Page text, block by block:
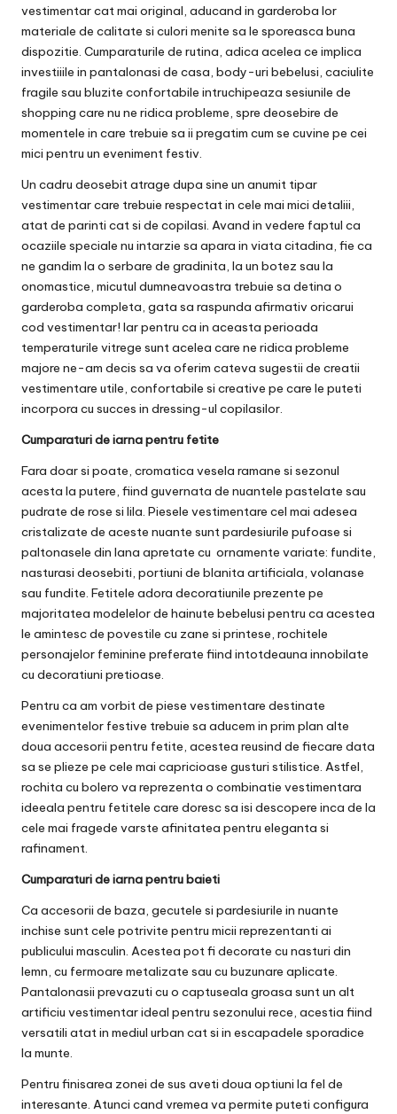
vestimentar cat mai original, aducand in garderoba lor
materiale de calitate si culori menite sa le sporeasca buna
dispozitie. Cumparaturile de rutina, adica acelea ce implica
investiiile in pantalonasi de casa, body-uri bebelusi, caciulite
fragile sau bluzite confortabile intruchipeaza sesiunile de
shopping care nu ne ridica probleme, spre deosebire de
momentele in care trebuie sa ii pregatim cum se cuvine pe cei
mici pentru un eveniment festiv.
Un cadru deosebit atrage dupa sine un anumit tipar
vestimentar care trebuie respectat in cele mai mici detaliii,
atat de parinti cat si de copilasi. Avand in vedere faptul ca
ocaziile speciale nu intarzie sa apara in viata citadina, fie ca
ne gandim la o serbare de gradinita, la un botez sau la
onomastice, micutul dumneavoastra trebuie sa detina o
garderoba completa, gata sa raspunda afirmativ oricarui
cod vestimentar! Iar pentru ca in aceasta perioada
temperaturile vitrege sunt acelea care ne ridica probleme
majore ne-am decis sa va oferim cateva sugestii de creatii
vestimentare utile, confortabile si creative pe care le puteti
incorpora cu succes in dressing-ul copilasilor.
Cumparaturi de iarna pentru fetite
Fara doar si poate, cromatica vesela ramane si sezonul
acesta la putere, fiind guvernata de nuantele pastelate sau
pudrate de rose si lila. Piesele vestimentare cel mai adesea
cristalizate de aceste nuante sunt pardesiurile pufoase si
paltonasele din lana apretate cu ornamente variate: fundite,
nasturasi deosebiti, portiuni de blanita artificiala, volanase
sau fundite. Fetitele adora decoratiunile prezente pe
majoritatea modelelor de hainute bebelusi pentru ca acestea
le amintesc de povestile cu zane si printese, rochitele
personajelor feminine preferate fiind intotdeauna innobilate
cu decoratiuni pretioase.
Pentru ca am vorbit de piese vestimentare destinate
evenimentelor festive trebuie sa aducem in prim plan alte
doua accesorii pentru fetite, acestea reusind de fiecare data
sa se plieze pe cele mai capricioase gusturi stilistice. Astfel,
rochita cu bolero va reprezenta o combinatie vestimentara
ideeala pentru fetitele care doresc sa isi descopere inca de la
cele mai fragede varste afinitatea pentru eleganta si
rafinament.
Cumparaturi de iarna pentru baieti
Ca accesorii de baza, gecutele si pardesiurile in nuante
inchise sunt cele potrivite pentru micii reprezentanti ai
publicului masculin. Acestea pot fi decorate cu nasturi din
lemn, cu fermoare metalizate sau cu buzunare aplicate.
Pantalonasii prevazuti cu o captuseala groasa sunt un alt
artificiu vestimentar ideal pentru sezonului rece, acestia fiind
versatili atat in mediul urban cat si in escapadele sporadice
la munte.
Pentru finisarea zonei de sus aveti doua optiuni la fel de
interesante. Atunci cand vremea va permite puteti configura